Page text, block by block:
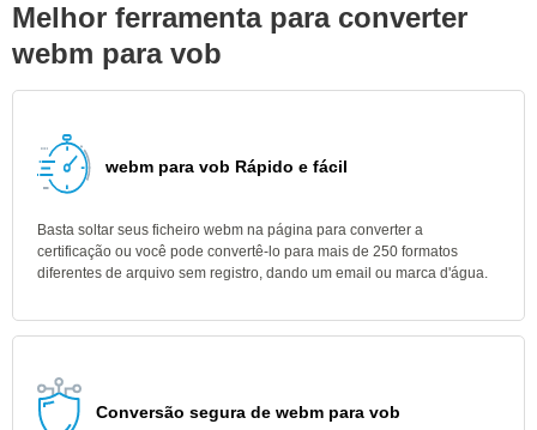
Melhor ferramenta para converter
webm para vob
webm para vob Rápido e fácil
Basta soltar seus ficheiro webm na página para converter a
certificação ou você pode convertê-lo para mais de 250 formatos
diferentes de arquivo sem registro, dando um email ou marca d'água.
Conversão segura de webm para vob